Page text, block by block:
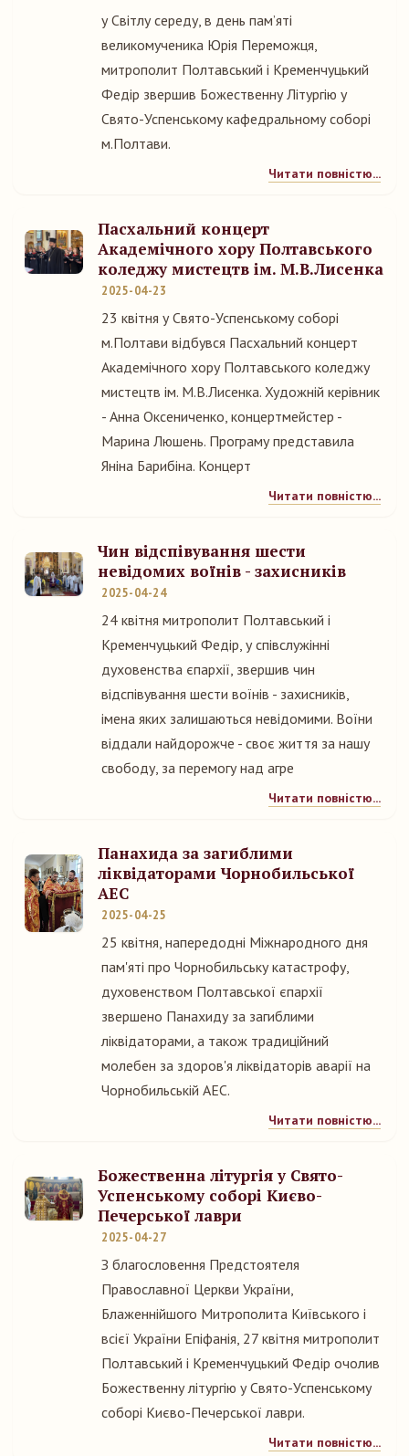
у Світлу середу, в день пам’яті
великомученика Юрія Переможця,
митрополит Полтавський і Кременчуцький
Федір звершив Божественну Літургію у
Свято-Успенському кафедральному соборі
м.Полтави.
Читати повністю...
Пасхальний концерт
Академічного хору Полтавського
коледжу мистецтв ім. М.В.Лисенка
2025-04-23
23 квітня у Свято-Успенському соборі
м.Полтави відбувся Пасхальний концерт
Академічного хору Полтавського коледжу
мистецтв ім. М.В.Лисенка. Художній керівник
- Анна Оксениченко, концертмейстер -
Марина Люшень. Програму представила
Яніна Барибіна. Концерт
Читати повністю...
Чин відспівування шести
невідомих воїнів - захисників
2025-04-24
24 квітня митрополит Полтавський і
Кременчуцький Федір, у співслужінні
духовенства єпархії, звершив чин
відспівування шести воїнів - захисників,
імена яких залишаються невідомими. Воїни
віддали найдорожче - своє життя за нашу
свободу, за перемогу над агре
Читати повністю...
Панахида за загиблими
ліквідаторами Чорнобильської
АЕС
2025-04-25
25 квітня, напередодні Міжнародного дня
пам'яті про Чорнобильську катастрофу,
духовенством Полтавської єпархії
звершено Панахиду за загиблими
ліквідаторами, а також традиційний
молебен за здоров'я ліквідаторів аварії на
Чорнобильській АЕС.
Читати повністю...
Божественна літургія у Свято-
Успенському соборі Києво-
Печерської лаври
2025-04-27
З благословення Предстоятеля
Православної Церкви України,
Блаженнійшого Митрополита Київського і
всієї України Епіфанія, 27 квітня митрополит
Полтавський і Кременчуцький Федір очолив
Божественну літургію у Свято-Успенському
соборі Києво-Печерської лаври.
Читати повністю...